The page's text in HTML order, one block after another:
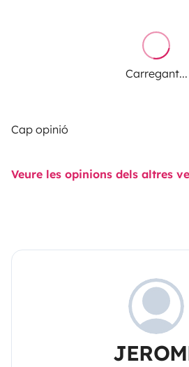
Carregant...
Cap opinió
Veure les opinions dels altres